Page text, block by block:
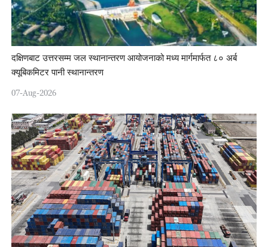
दक्षिणबाट उत्तरसम्म जल स्थानान्तरण आयोजनाको मध्य मार्गमार्फत ८० अर्ब
क्यूबिकमिटर पानी स्थानान्तरण
07-Aug-2026